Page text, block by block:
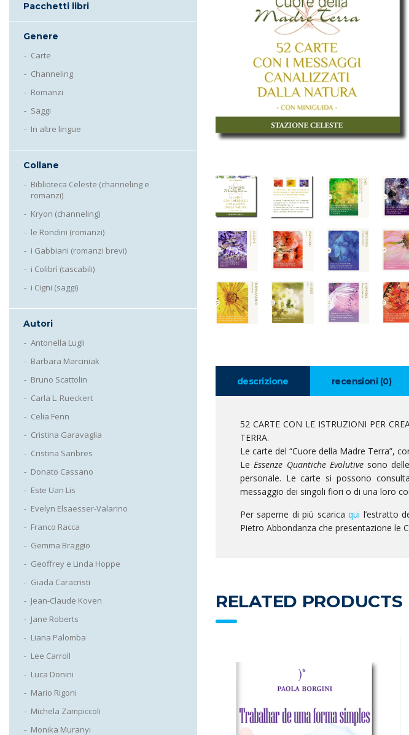
descrizione recensioni (0)
52 CARTE CON LE ISTRUZIONI PER
TERRA.
Le carte del “Cuore della Madre Terra”,
Le Essenze Quantiche Evolutivesono
personale. Le carte si possono
messaggio dei singoli fiori o di una loro
Per saperne di più scaricaqui l’estratto
Pietro Abbondanza che presentazione le
RELATED PRODUCTS
Pacchetti libri
Genere
Carte
Channeling
Romanzi
Saggi
In altre lingue
Collane
Biblioteca Celeste (channeling e
romanzi)
Kryon (channeling)
le Rondini (romanzi)
i Gabbiani (romanzi brevi)
i Colibrì (tascabili)
i Cigni (saggi)
Autori
Antonella Lugli
Barbara Marciniak
Bruno Scattolin
Carla L. Rueckert
Celia Fenn
Cristina Garavaglia
Cristina Sanbres
Donato Cassano
Este Uan Lis
Evelyn Elsaesser-Valarino
Franco Racca
Gemma Braggio
Geoffrey e Linda Hoppe
Giada Caracristi
Jean-Claude Koven
Jane Roberts
Liana Palomba
Lee Carroll
Luca Donini
Mario Rigoni
Michela Zampiccoli
Monika Muranyi